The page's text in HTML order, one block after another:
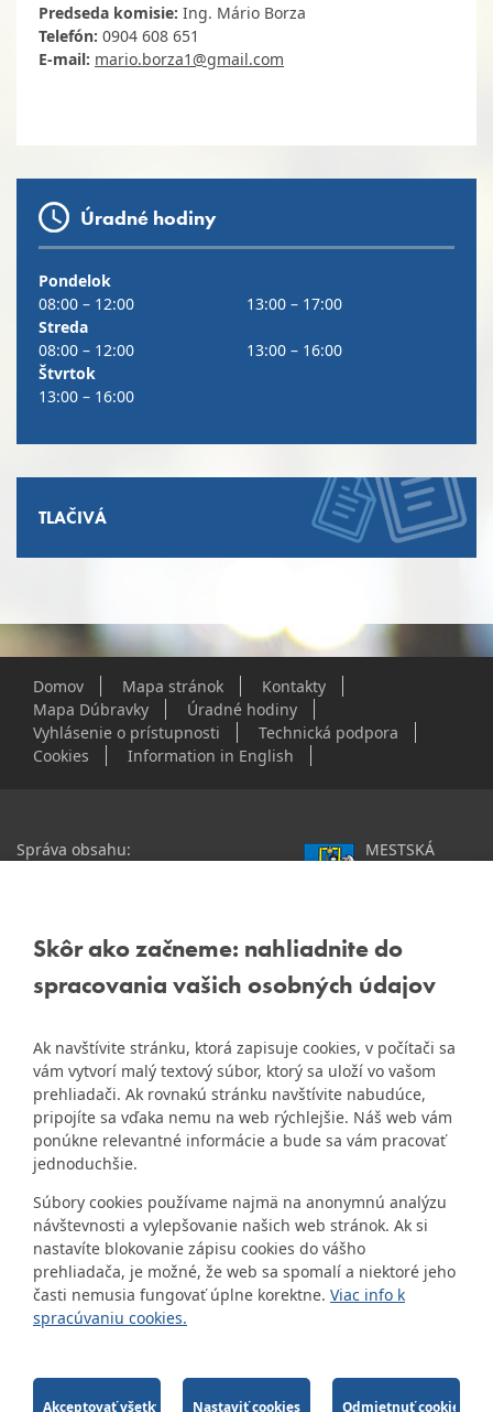
Skôr ako začneme: nahliadnite do
spracovania vašich osobných údajov
Ak navštívite stránku, ktorá zapisuje cookies, v počítači sa
vám vytvorí malý textový súbor, ktorý sa uloží vo vašom
prehliadači. Ak rovnakú stránku navštívite nabudúce,
pripojíte sa vďaka nemu na web rýchlejšie. Náš web vám
ponúkne relevantné informácie a bude sa vám pracovať
jednoduchšie.
Súbory cookies používame najmä na anonymnú analýzu
návštevnosti a vylepšovanie našich web stránok. Ak si
nastavíte blokovanie zápisu cookies do vášho
prehliadača, je možné, že web sa spomalí a niektoré jeho
časti nemusia fungovať úplne korektne. Viac info k
spracúvaniu cookies.
Predseda komisie: Ing. Mário Borza
Telefón: 0904 608 651
E-mail: mario.borza1@gmail.com
Úradné hodiny
Pondelok
08:00 – 12:00
13:00 – 17:00
Streda
08:00 – 12:00
13:00 – 16:00
Štvrtok
13:00 – 16:00
TLAČIVÁ
Domov Mapa stránok
Kontakty
Mapa Dúbravky
Úradné hodiny
Vyhlásenie o prístupnosti
Technická podpora
Cookies
Information in English
Správa obsahu:
Staršie informácie a dokumenty
starej stránke Dúbravky
Naša mestská časť získala 3.
miesto v súťažiZlatyErb.sk
o
najlepšiu internetovú stránku
samospráv za rok 2020
MESTSKÁ
Žatevná 2, 844 02
IČO: 00603406
DIČ: 2020919120
IČ DPH: Nie sme platca
DPH
Bankové spojenie:
a.s., Mlynské nivy 1, 829 90
Bratislava 25
Číslo účtu v tvare IBAN:
SK31 0200 0000 0000 1012
8032, BIC kód: SUBASKBX
2014-2026 © MÚ Bratislava-Dúbravka